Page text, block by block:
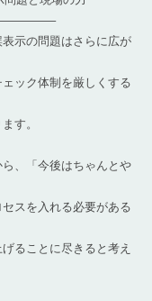
示の問題はさらに広が
ック体制を厳しくする
す。
、「今後はちゃんとや
スを入れる必要がある
ることに尽きると考え